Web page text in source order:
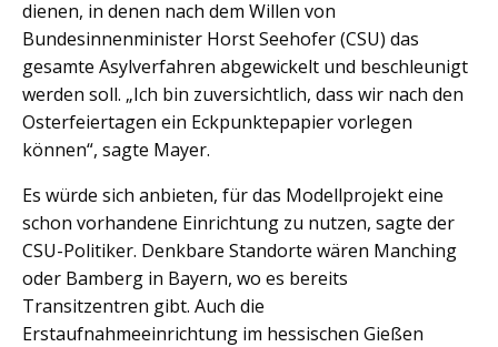
dienen, in denen nach dem Willen von
Bundesinnenminister Horst Seehofer (CSU) das
gesamte Asylverfahren abgewickelt und beschleunigt
werden soll. „Ich bin zuversichtlich, dass wir nach den
Osterfeiertagen ein Eckpunktepapier vorlegen
können“, sagte Mayer.
Es würde sich anbieten, für das Modellprojekt eine
schon vorhandene Einrichtung zu nutzen, sagte der
CSU-Politiker. Denkbare Standorte wären Manching
oder Bamberg in Bayern, wo es bereits
Transitzentren gibt. Auch die
Erstaufnahmeeinrichtung im hessischen Gießen